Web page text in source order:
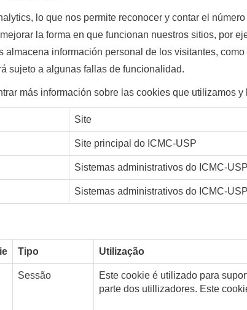
lo que nos permite reconocer y contar el
la forma en que funcionan nuestros sitios, por
almacena información personal de los visitantes,
sujeto a algunas fallas de funcionalidad.
más información sobre las cookies que utilizamos
Site
Site principal do ICMC­-USP
Sistemas administrativos do ICMC-­USP
Sistemas administrativos do ICMC-­USP
Tipo Utilização
Sessão
Este cookie é utilizado para
parte dos utillizadores. Este